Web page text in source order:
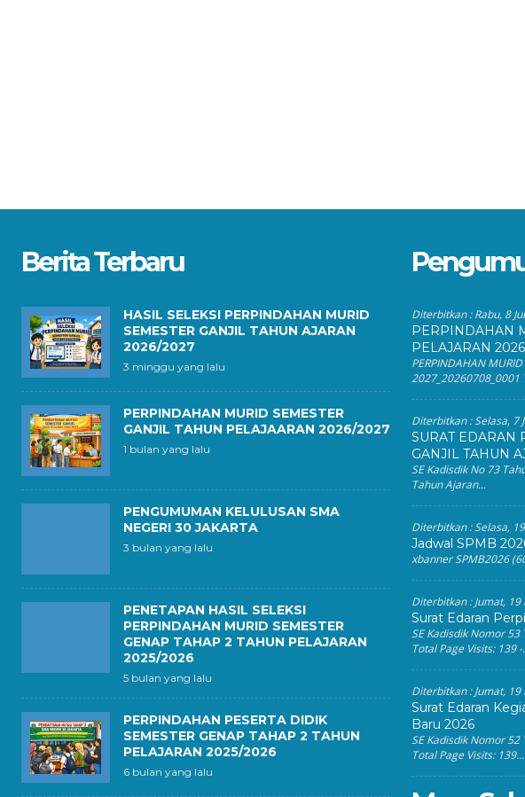
Berita Terbaru
HASIL SELEKSI PERPINDAHAN MURID
SEMESTER GANJIL TAHUN AJARAN
2026/2027
3 minggu yang lalu
PERPINDAHAN MURID SEMESTER
GANJIL TAHUN PELAJAARAN 2026/2027
1 bulan yang lalu
PENGUMUMAN KELULUSAN SMA
NEGERI 30 JAKARTA
3 bulan yang lalu
PENETAPAN HASIL SELEKSI
PERPINDAHAN MURID SEMESTER
GENAP TAHAP 2 TAHUN PELAJARAN
2025/2026
5 bulan yang lalu
PERPINDAHAN PESERTA DIDIK
SEMESTER GENAP TAHAP 2 TAHUN
PELAJARAN 2025/2026
6 bulan yang lalu
Diterbitkan :Rabu, 8
PERPINDAHAN
PELAJARAN
PERPINDAHAN
2027_20260708_0001
Diterbitkan :Selasa, 7
SURAT EDARAN
GANJIL TAHUN
SE Kadisdik No 73
Tahun Ajaran...
Diterbitkan :Selasa,
Jadwal SPMB
xbanner SPMB2026
Diterbitkan :Jumat,
Surat Edaran
SE Kadisdik Nomor
Total Page Visits: 139 -
Diterbitkan :Jumat,
Surat Edaran
Baru 2026
SE Kadisdik Nomor
Total Page Visits: 139...